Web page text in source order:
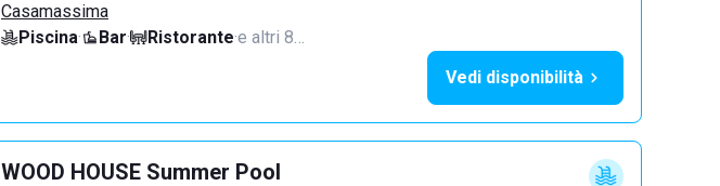
Casamassima
Piscina· Bar· Ristorante·e altri 8…
Vedi disponibilità
WOOD HOUSE Summer Pool